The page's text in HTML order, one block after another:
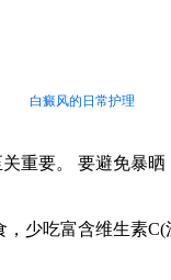
白癜风的日常护理
重要。 要避免暴
少吃富含维生素